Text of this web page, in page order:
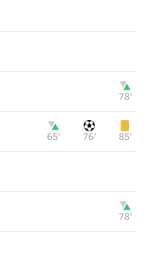
78‎’‎
65‎’‎ 76‎’‎ 85‎’‎
78‎’‎